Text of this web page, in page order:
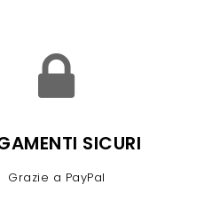
SICURI
Grazie a PayPal